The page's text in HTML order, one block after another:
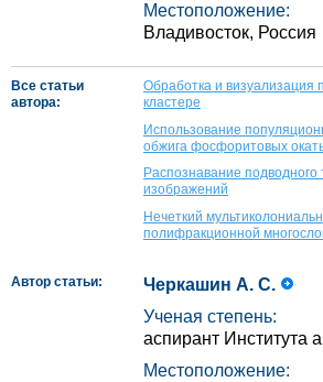
Местоположение:
Владивосток, Россия
Все статьи
автора:
Обработка и визуализация
кластере
Использование
обжига фосфоритовых
Распознавание
изображений
Нечеткий
полифракционной
Автор статьи:
Черкашин А. С.
Ученая степень:
аспирант Института
Местоположение: